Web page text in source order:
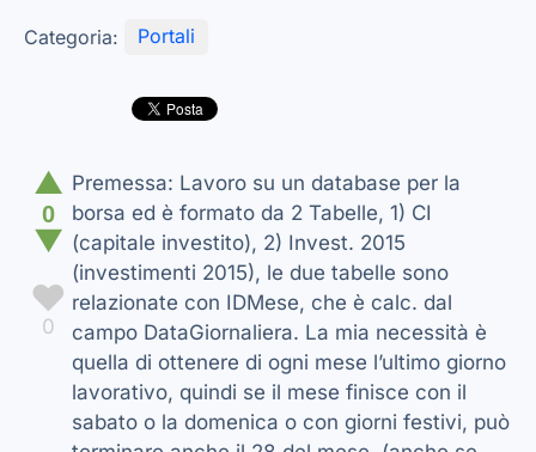
Categoria: Portali
▲
0
▼
♥
0
Premessa: Lavoro su un database per la
borsa ed è formato da 2 Tabelle, 1) CI
(capitale investito), 2) Invest. 2015
(investimenti 2015), le due tabelle sono
relazionate con IDMese, che è calc. dal
campo DataGiornaliera. La mia necessità è
quella di ottenere di ogni mese l’ultimo giorno
lavorativo, quindi se il mese finisce con il
sabato o la domenica o con giorni festivi, può